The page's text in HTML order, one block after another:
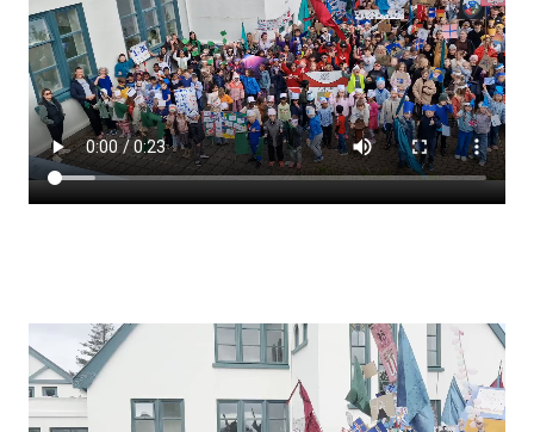
Læsi
Lestrarheftin
Náms- og kennsluáætlanir
Námsráðgjafi
Stundaskrár
Valgreinar